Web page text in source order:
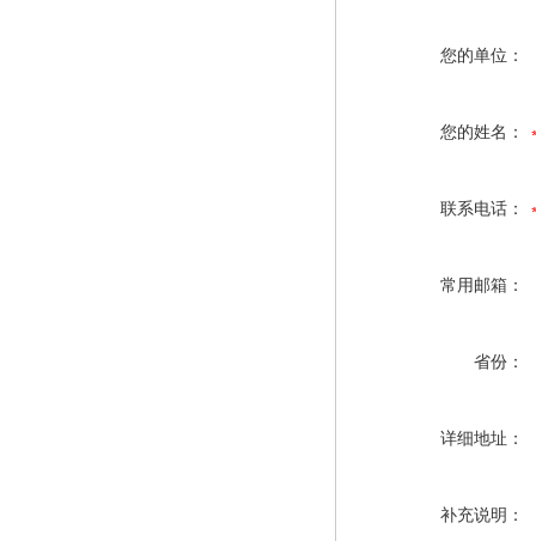
您的单位：
您的姓名：
联系电话：
常用邮箱：
省份：
详细地址：
补充说明：